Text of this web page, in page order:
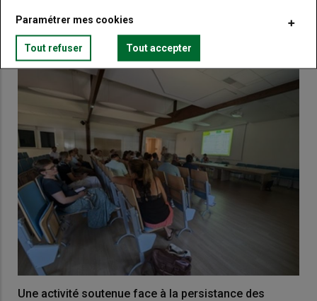
Une activité soutenue face à la persistance des
Paramétrer mes cookies
Tout refuser Tout accepter